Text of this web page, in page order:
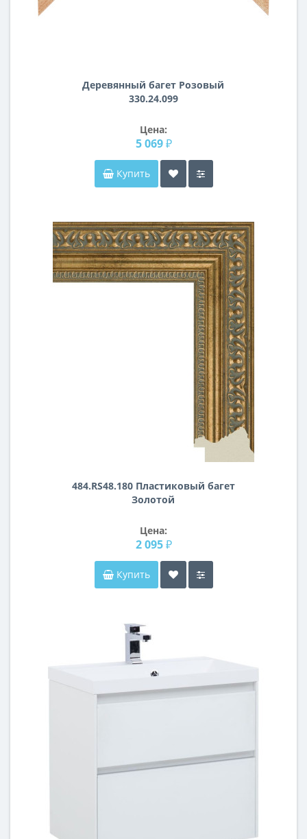
Деревянный багет Розовый
330.24.099
Цена:
5 069 ₽
Купить
484.RS48.180 Пластиковый багет
Золотой
Цена:
2 095 ₽
Купить